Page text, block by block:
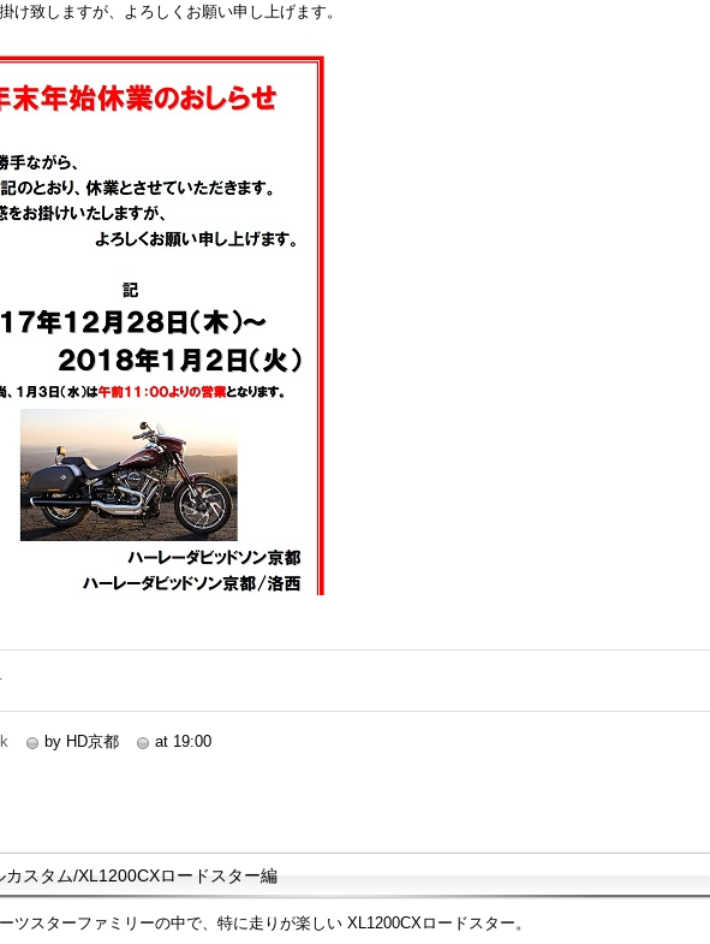
け致しますが、よろしくお願い申し上げます。
by HD京都 at 19:00
カスタム/XL1200CXロードスター編
ツスターファミリーの中で、特に走りが楽しい XL1200CXロードスター。